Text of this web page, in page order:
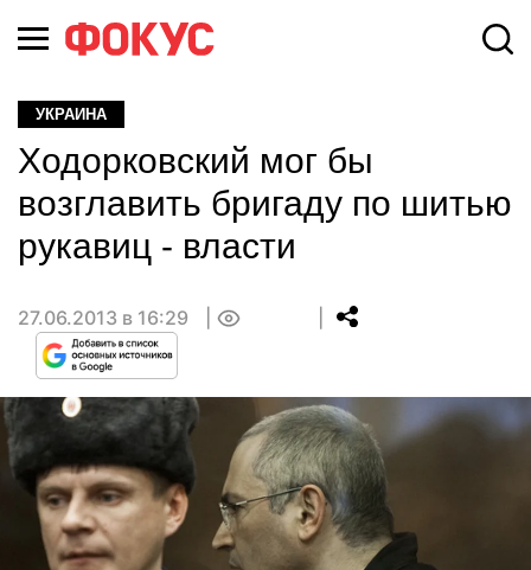
УКРАИНА
Ходорковский мог бы
возглавить бригаду по шитью
рукавиц - власти
27.06.2013 в 16:29